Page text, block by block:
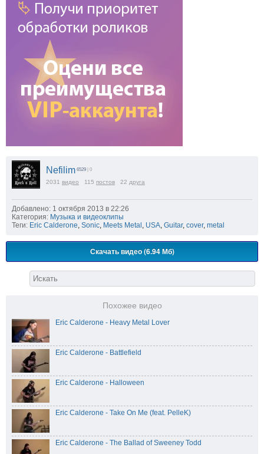
Nefilim 6529 | 0
2031 видео 115 постов 22 друга
Добавлено: 1 октября 2013 в 22:26
Категория: Музыка и видеоклипы
Теги: Eric Calderone, Sonic, Meets Metal , USA, Guitar, cover, metal
Скачать видео (6.94 Мб)
Похожее видео
Eric Calderone - Heavy Metal Lover
Eric Calderone - Battlefield
Eric Calderone - Halloween
Eric Calderone - Take On Me (feat. PelleK)
Eric Calderone - The Ballad of Sweeney Todd